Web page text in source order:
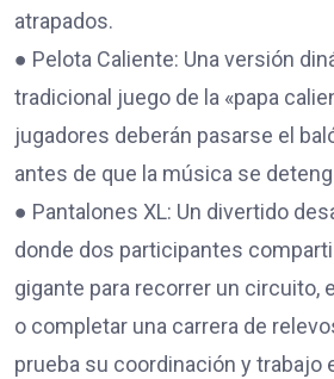
atrapados.
● Pelota Caliente: Una versión
tradicional juego de la «papa
jugadores deberán pasarse el
antes de que la música se
● Pantalones XL: Un divertido
donde dos participantes
gigante para recorrer un circuito,
o completar una carrera de
prueba su coordinación y trabajo